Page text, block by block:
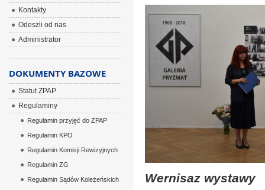
Wernisaz wystawy
Kontakty
Odeszli od nas
Administrator
DOKUMENTY BAZOWE
Statut ZPAP
Regulaminy
Regulamin przyjęć do ZPAP
Regulamin KPO
Regulamin Komisji Rewizyjnych
Regulamin ZG
Regulamin Sądów Koleżeńskich